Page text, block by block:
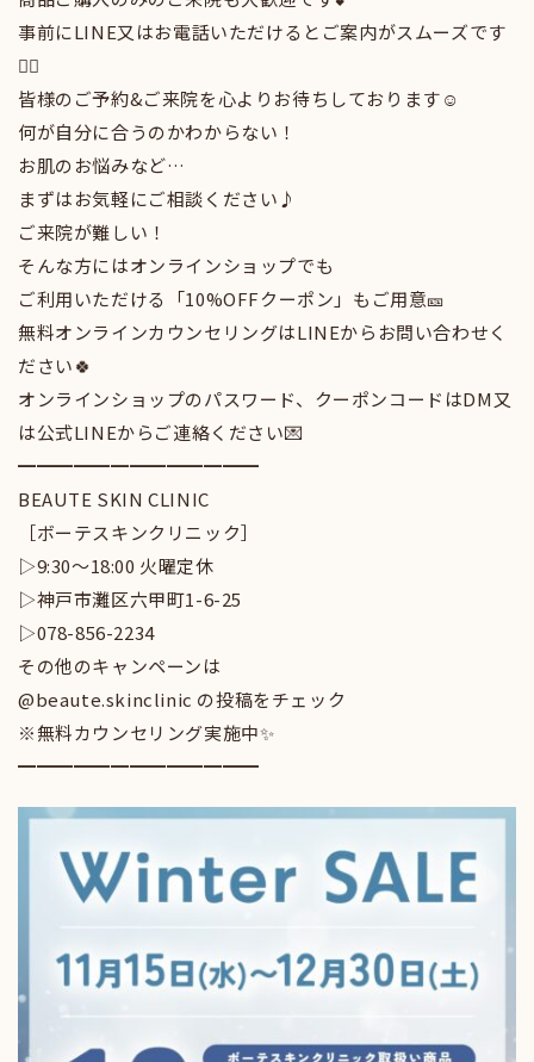
事前にLINE又はお電話いただけるとご案内がスムーズです
🙇‍♀️
皆様のご予約&ご来院を心よりお待ちしております☺️
何が自分に合うのかわからない！
お肌のお悩みなど…
まずはお気軽にご相談ください♪
ご来院が難しい！
そんな方にはオンラインショップでも
ご利用いただける「10%OFFクーポン」もご用意🎫
無料オンラインカウンセリングはLINEからお問い合わせく
ださい🍀
オンラインショップのパスワード、クーポンコードはDM又
は公式LINEからご連絡ください💌
━━━━━━━━━━━━━
BEAUTE SKIN CLINIC
［ボーテスキンクリニック］
▷9:30〜18:00 火曜定休
▷神戸市灘区六甲町1-6-25
▷078-856-2234
その他のキャンペーンは
@beaute.skinclinic の投稿をチェック
※無料カウンセリング実施中✨
━━━━━━━━━━━━━